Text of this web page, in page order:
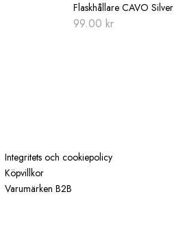
Flaskhållare CAVO Silver
99.00 kr
Integritets och cookiepolicy
Köpvillkor
Varumärken B2B